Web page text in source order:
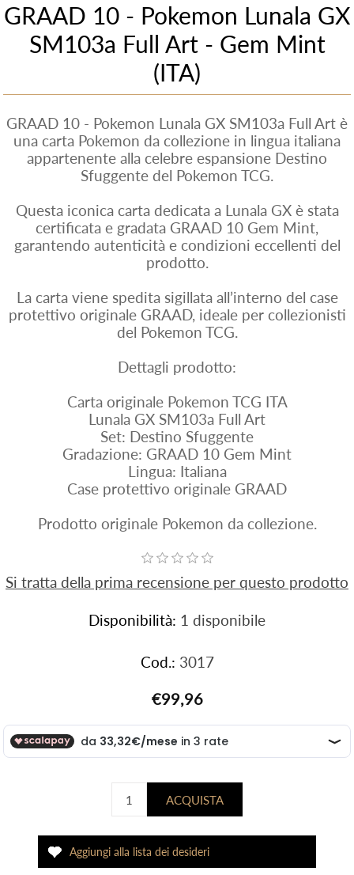
GRAAD 10 - Pokemon Lunala GX
SM103a Full Art - Gem Mint
(ITA)
GRAAD 10 - Pokemon Lunala GX SM103a Full Art è
una carta Pokemon da collezione in lingua italiana
appartenente alla celebre espansione Destino
Sfuggente del Pokemon TCG.
Questa iconica carta dedicata a Lunala GX è stata
certificata e gradata GRAAD 10 Gem Mint,
garantendo autenticità e condizioni eccellenti del
prodotto.
La carta viene spedita sigillata all’interno del case
protettivo originale GRAAD, ideale per collezionisti
del Pokemon TCG.
Dettagli prodotto:
Carta originale Pokemon TCG ITA
Lunala GX SM103a Full Art
Set: Destino Sfuggente
Gradazione: GRAAD 10 Gem Mint
Lingua: Italiana
Case protettivo originale GRAAD
Prodotto originale Pokemon da collezione.
Si tratta della prima recensione per questo prodotto
Disponibilità: 1 disponibile
Cod.: 3017
€99,96